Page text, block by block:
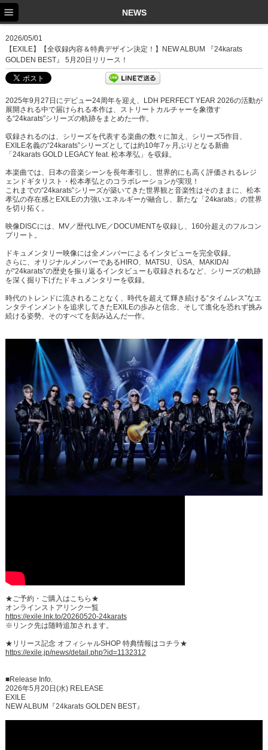
NEWS
2026/05/01
【EXILE】【全収録内容＆特典デザイン決定！】NEW ALBUM 『24karats
GOLDEN BEST』 5月20日リリース！
2025年9月27日にデビュー24周年を迎え、LDH PERFECT YEAR 2026の活動が
展開される中で届けられる本作は、ストリートカルチャーを象徴す
る“24karats”シリーズの軌跡をまとめた一作。
収録されるのは、シリーズを代表する楽曲の数々に加え、シリーズ5作目、
EXILE名義の“24karats”シリーズとしては約10年7ヶ月ぶりとなる新曲
「24karats GOLD LEGACY feat. 松本孝弘」を収録。
本楽曲では、日本の音楽シーンを長年牽引し、世界的にも高く評価されるレジ
ェンドギタリスト・松本孝弘とのコラボレーションが実現！
これまでの“24karats”シリーズが築いてきた世界観と音楽性はそのままに、松本
孝弘の存在感とEXILEの力強いエネルギーが融合し、新たな「24karats」の世界
を切り拓く。
映像DISCには、MV／歴代LIVE／DOCUMENTを収録し、160分超えのフルコン
プリート。
ドキュメンタリー映像には全メンバーによるインタビューを完全収録。
さらに、オリジナルメンバーであるHIRO、MATSU、ÜSA、MAKIDAI
が“24karats”の歴史を振り返るインタビューも収録されるなど、シリーズの軌跡
を深く掘り下げたドキュメンタリーを収録。
時代のトレンドに流されることなく、時代を超えて輝き続ける“タイムレス”なエ
ンタテインメントを追求してきたEXILEの歩みと信念、そして進化を恐れず挑み
続ける姿勢、そのすべてを刻み込んだ一作。
★ご予約・ご購入はこちら★
オンラインストアリンク一覧
https://exile.lnk.to/20260520-24karats
※リンク先は随時追加されます。
★リリース記念 オフィシャルSHOP 特典情報はコチラ★
https://exile.jp/news/detail.php?id=1132312
■Release Info.
2026年5月20日(水) RELEASE
EXILE
NEW ALBUM『24karats GOLDEN BEST』
NEWS
SCHEDULE
PROFILE
DISCOGRAPHY